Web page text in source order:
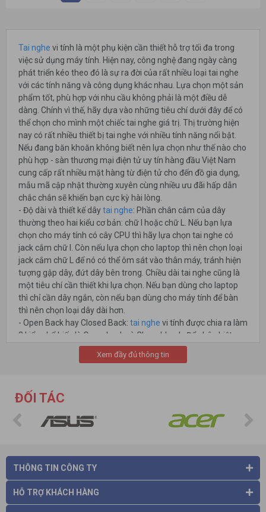
Tai nghe vi tính là một phụ kiện cần thiết hỗ trợ tối đa trong
việc sử dụng máy tính. Hiện nay, công nghệ đang ngày càng
phát triển kéo theo đó là sự ra đời của rất nhiều loại tai nghe
với các tính năng và công dụng khác nhau. Lựa chọn một sản
phẩm tốt, phù hợp với nhu cầu không phải là một điều dễ
dàng. Chính vì thế, hãy dựa vào những tiêu chí dưới đây để có
thể chọn cho mình một chiếc tai nghe giá trị. Thị trường hiện
nay có rất nhiều thiết bị tai nghe với nhiều tính năng nổi bật.
Nếu đang băn khoăn không biết nên lựa chọn như thế nào cho
phù hợp - sàn thương mại điện tử uy tín hàng đầu Việt Nam
cung cấp rất nhiều mặt hàng từ điện tử cho đến đồ gia dụng,
mẫu mã cập nhật thường xuyên cùng nhiều ưu đãi hấp dẫn
chắc chắn sẽ khiến bạn cực kỳ hài lòng.
- Độ dài và thiết kế dâytai nghe: Phần chân cắm của dây
thường theo hai kiểu cơ bản: chữ I hoặc chữ L. Nếu bạn lựa
chọn cho máy tính có cây CPU thì hãy lựa chọn tai nghe có
jack cắm chữ I. Còn nếu lựa chọn cho laptop thì nên chọn loại
jack cắm chữ L để nó có thể ôm sát vào thân máy, tránh hiện
tượng gập dây, đứt dây bên trong. Chiều dài tai nghe cũng là
một tiêu chí cần thiết khi lựa chọn. Nếu bạn dùng cho laptop
thì chỉ cần dây ngắn, còn nếu bạn dùng cho máy tính để bàn
thì nên chọn loại dây dài hơn.
- Open Back hay Closed Back: tai nghe vi tính được chia ra làm
2 kiểu phổ biến là Open-back và Closed-back. Để phân biệt
một cách đơn giản thì tai nghe Open-back gần như không
tách biệt bạn với thế giới bên ngoài. Dĩ nhiên là người ngồi bên
động và cực kỳ sắc nét. Tai nghe Closed-back thì ngược lại, chỉ
này thường được thiết kế chống ồn khá tốt.
đích sử dụng. Nếu muốn tách biệt mình khỏi thế giới và phiêu
theo âm nhạc thì hãy chọn loại tay nghe over - ear ( thiết kế
bao phủ hết đôi tai của bạn). Còn nếu không thích sự rườm rà,
ưu tiên sự linh hoạt và di động nhưng vẫn đảm bảo về chất
Xem đầy đủ thông tin
ĐỐI TÁC
THÔNG TIN CÔNG TY
HỖ TRỢ KHÁCH HÀNG